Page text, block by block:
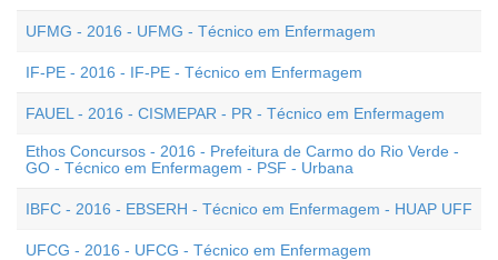
UFMG - 2016 - UFMG - Técnico em Enfermagem
IF-PE - 2016 - IF-PE - Técnico em Enfermagem
FAUEL - 2016 - CISMEPAR - PR - Técnico em Enfermagem
Ethos Concursos - 2016 - Prefeitura de Carmo do Rio Verde -
GO - Técnico em Enfermagem - PSF - Urbana
IBFC - 2016 - EBSERH - Técnico em Enfermagem - HUAP UFF
UFCG - 2016 - UFCG - Técnico em Enfermagem